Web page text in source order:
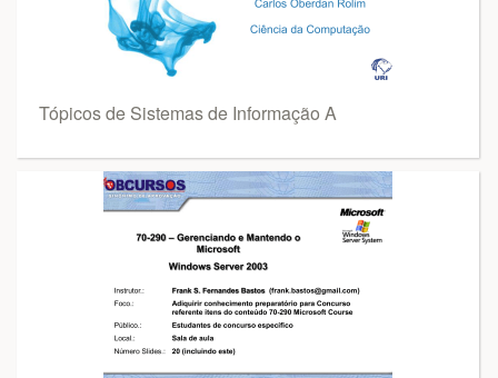
Tópicos de Sistemas de Informação A